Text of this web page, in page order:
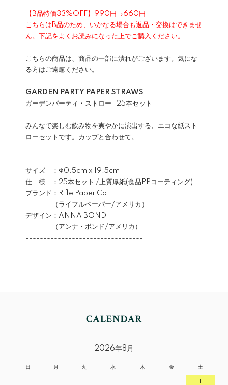
【B品特価33%OFF】990円→660円
こちらはB品のため、いかなる場合も返品・交換はできませ
ん。下記をよくお読みになった上でご購入ください。
こちらの商品は、商品の一部に潰れがございます。気にな
る方はご遠慮ください。
GARDEN PARTY PAPER STRAWS
ガーデンパーティ・ストロー -25本セット-
みんなで楽しむ飲み物を爽やかに演出する、エコな紙スト
ローセットです。カップと合わせて。
---------------------------------
サイズ ：Φ0.5cm x 19.5cm
仕 様 ：25本セット /上質厚紙(食品PPコーティング)
ブランド：Rifle Paper Co.
（ライフルペーパー/アメリカ）
デザイン：ANNA BOND
（アンナ・ボンド/アメリカ）
---------------------------------
2026年8月
日 月 火 水 木 金 土
1